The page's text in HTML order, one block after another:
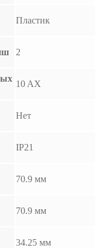
Пластик
2
10 AX
Нет
IP21
70.9 мм
70.9 мм
34.25 мм